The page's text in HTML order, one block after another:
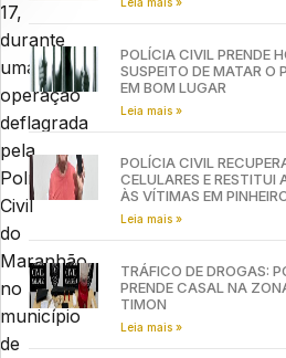
17,
durante
uma
operação
deflagrada
pela
Polícia
Civil
do
Maranhão
no
município
de
POLÍCIA CIVIL PRENDE
SUSPEITO DE MATAR O
EM BOM LUGAR
Leia mais »
POLÍCIA CIVIL
CELULARES E RESTITUI
ÀS VÍTIMAS EM
Leia mais »
TRÁFICO DE DROGAS:
PRENDE CASAL NA
TIMON
Leia mais »